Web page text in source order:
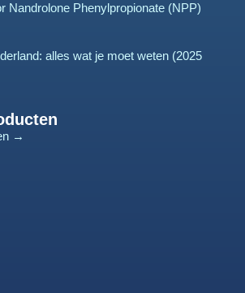
Nandrolone Phenylpropionate (NPP)
alles wat je moet weten (2025
→